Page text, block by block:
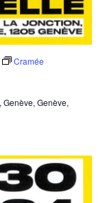
Cramée
Genève,